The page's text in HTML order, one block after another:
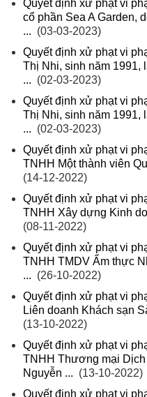
Quyết định xử phạt vi
cổ phần Sea A Garden,
... (03-03-2023)
Quyết định xử phạt vi
Thị Nhi, sinh năm 1991,
... (02-03-2023)
Quyết định xử phạt vi
Thị Nhi, sinh năm 1991,
... (02-03-2023)
Quyết định xử phạt vi
TNHH Một thành viên
(14-12-2022)
Quyết định xử phạt vi
TNHH Xây dựng Kinh
(08-11-2022)
Quyết định xử phạt vi
TNHH TMDV Ẩm thực
... (26-10-2022)
Quyết định xử phạt vi
Liên doanh Khách sạn
(13-10-2022)
Quyết định xử phạt vi
TNHH Thương mại
Nguyễn ... (13-10-2022)
Quyết định xử phạt vi